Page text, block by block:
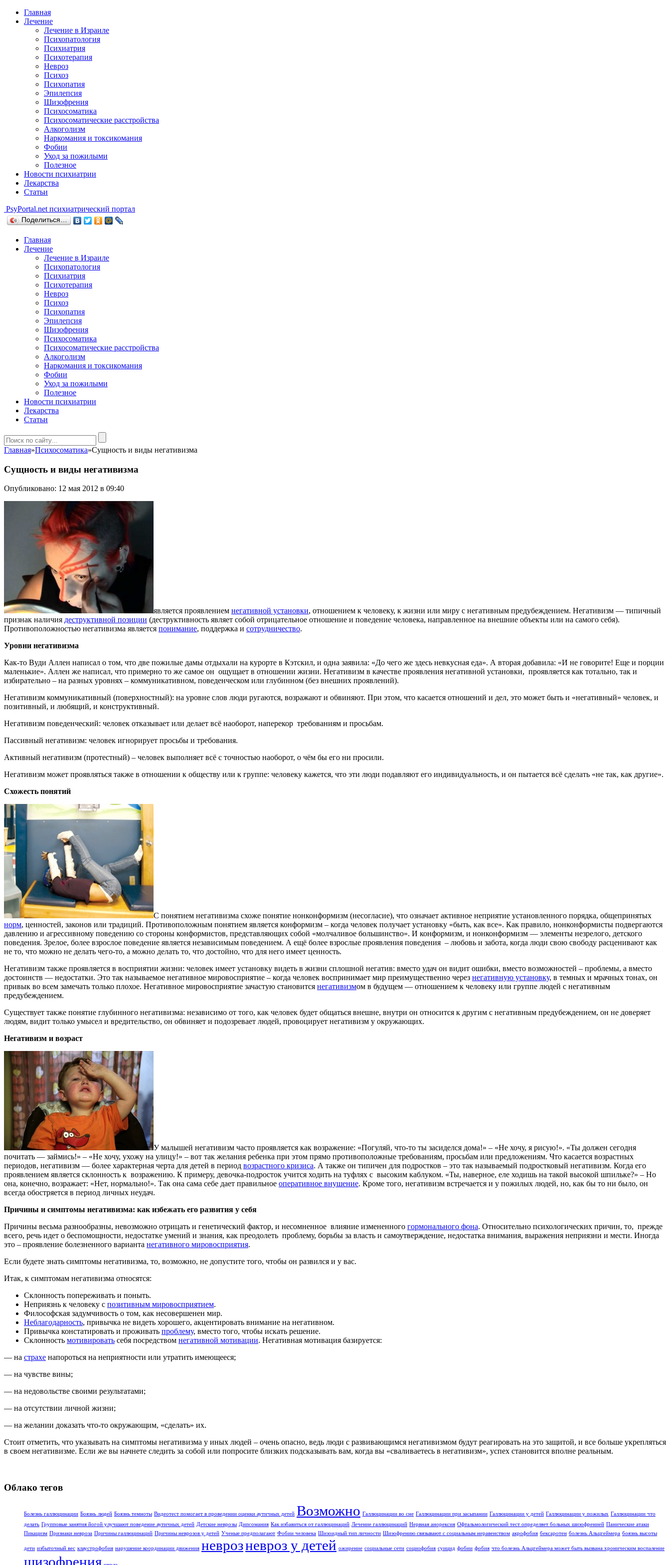
Главная
Лечение
Лечение в Израиле
Психопатология
Психиатрия
Психотерапия
Невроз
Психоз
Психопатия
Эпилепсия
Шизофрения
Психосоматика
Психосоматические расстройства
Алкоголизм
Наркомания и токсикомания
Фобии
Уход за пожилыми
Полезное
Новости психиатрии
Лекарства
Статьи
PsyPortal.net психиатрический портал
Поделиться…
Главная
Лечение
Лечение в Израиле
Психопатология
Психиатрия
Психотерапия
Невроз
Психоз
Психопатия
Эпилепсия
Шизофрения
Психосоматика
Психосоматические расстройства
Алкоголизм
Наркомания и токсикомания
Фобии
Уход за пожилыми
Полезное
Новости психиатрии
Лекарства
Статьи
Главная»Психосоматика»Сущность и виды негативизма
Сущность и виды негативизма
Опубликовано: 12 мая 2012 в 09:40
является проявлением негативной установки, отношением к человеку, к жизни или миру с негативным предубеждением. Негативизм — типичный
признак наличия деструктивной позиции (деструктивность являет собой отрицательное отношение и поведение человека, направленное на внешние объекты или на самого себя).
Противоположностью негативизма является понимание, поддержка и сотрудничество.
Уровни негативизма
Как-то Вуди Аллен написал о том, что две пожилые дамы отдыхали на курорте в Кэтскил, и одна заявила: «До чего же здесь невкусная еда». А вторая добавила: «И не говорите! Еще и порции
маленькие». Аллен же написал, что примерно то же самое он ощущает в отношении жизни. Негативизм в качестве проявления негативной установки, проявляется как тотально, так и
избирательно – на разных уровнях – коммуникативном, поведенческом или глубинном (без внешних проявлений).
Негативизм коммуникативный (поверхностный): на уровне слов люди ругаются, возражают и обвиняют. При этом, что касается отношений и дел, это может быть и «негативный» человек, и
позитивный, и любящий, и конструктивный.
Негативизм поведенческий: человек отказывает или делает всё наоборот, наперекор требованиям и просьбам.
Пассивный негативизм: человек игнорирует просьбы и требования.
Активный негативизм (протестный) – человек выполняет всё с точностью наоборот, о чём бы его ни просили.
Негативизм может проявляться также в отношении к обществу или к группе: человеку кажется, что эти люди подавляют его индивидуальность, и он пытается всё сделать «не так, как другие».
Схожесть понятий
С понятием негативизма схоже понятие нонконформизм (несогласие), что означает активное неприятие установленного порядка, общепринятых
норм, ценностей, законов или традиций. Противоположным понятием является конформизм – когда человек получает установку «быть, как все». Как правило, нонконформисты подвергаются
давлению и агрессивному поведению со стороны конформистов, представляющих собой «молчаливое большинство». И конформизм, и нонконформизм — элементы незрелого, детского
поведения. Зрелое, более взрослое поведение является независимым поведением. А ещё более взрослые проявления поведения – любовь и забота, когда люди свою свободу расценивают как
не то, что можно не делать чего-то, а можно делать то, что достойно, что для него имеет ценность.
Негативизм также проявляется в восприятии жизни: человек имеет установку видеть в жизни сплошной негатив: вместо удач он видит ошибки, вместо возможностей – проблемы, а вместо
достоинств — недостатки. Это так называемое негативное мировосприятие – когда человек воспринимает мир преимущественно через негативную установку, в темных и мрачных тонах, он
привык во всем замечать только плохое. Негативное мировосприятие зачастую становится негативизмом в будущем — отношением к человеку или группе людей с негативным
предубеждением.
Существует также понятие глубинного негативизма: независимо от того, как человек будет общаться внешне, внутри он относится к другим с негативным предубеждением, он не доверяет
людям, видит только умысел и вредительство, он обвиняет и подозревает людей, провоцирует негативизм у окружающих.
Негативизм и возраст
У малышей негативизм часто проявляется как возражение: «Погуляй, что-то ты засиделся дома!» – «Не хочу, я рисую!». «Ты должен сегодня
почитать — займись!» – «Не хочу, ухожу на улицу!» – вот так желания ребенка при этом прямо противоположные требованиям, просьбам или предложениям. Что касается возрастных
периодов, негативизм — более характерная черта для детей в период возрастного кризиса. А также он типичен для подростков – это так называемый подростковый негативизм. Когда его
проявлением является склонность к возражению. К примеру, девочка-подросток учится ходить на туфлях с высоким каблуком. «Ты, наверное, еле ходишь на такой высокой шпильке?» – Но
она, конечно, возражает: «Нет, нормально!». Так она сама себе дает правильное оперативное внушение. Кроме того, негативизм встречается и у пожилых людей, но, как бы то ни было, он
всегда обостряется в период личных неудач.
Причины и симптомы негативизма: как избежать его развития у себя
Причины весьма разнообразны, невозможно отрицать и генетический фактор, и несомненное влияние измененного гормонального фона. Относительно психологических причин, то, прежде
всего, речь идет о беспомощности, недостатке умений и знания, как преодолеть проблему, борьбы за власть и самоутверждение, недостатка внимания, выражения неприязни и мести. Иногда
это – проявление болезненного варианта негативного мировосприятия.
Если будете знать симптомы негативизма, то, возможно, не допустите того, чтобы он развился и у вас.
Итак, к симптомам негативизма относятся:
Склонность попереживать и поныть.
Неприязнь к человеку с позитивным мировосприятием.
Философская задумчивость о том, как несовершенен мир.
Неблагодарность, привычка не видеть хорошего, акцентировать внимание на негативном.
Привычка констатировать и проживать проблему, вместо того, чтобы искать решение.
Склонность мотивировать себя посредством негативной мотивации. Негативная мотивация базируется:
— на страхе напороться на неприятности или утратить имеющееся;
— на чувстве вины;
— на недовольстве своими результатами;
— на отсутствии личной жизни;
— на желании доказать что-то окружающим, «сделать» их.
Стоит отметить, что указывать на симптомы негативизма у иных людей – очень опасно, ведь люди с развивающимся негативизмом будут реагировать на это защитой, и все больше укрепляться
в своем негативизме. Если же вы начнете следить за собой или попросите близких подсказывать вам, когда вы «сваливаетесь в негативизм», успех становится вполне реальным.
Облако тегов
Болезнь галлюцинации Боязнь людей Боязнь темноты Видеотест помогает в проведении оценки аутичных детей Возможно Галлюцинации во сне Галлюцинации при засыпании Галлюцинации у детей Галлюцинации у пожилых Галлюцинации что
делать Групповые занятия йогой улучшают поведение аутичных детей Детские неврозы Дипсомания Как избавиться от галлюцинаций Лечение галлюцинаций Нервная анорексия Офтальмологический тест определяет больных шизофренией Панические атаки
Пикацизм Признаки невроза Причины галлюцинаций Причины неврозов у детей Ученые предполагают Фобии человека Шизоидный тип личности Шизофрению связывают с социальным неравенством акрофобия бексаротен болезнь Альцгеймера боязнь высоты
дети избыточный вес клаустрофобия нарушение координации движения неврозневроз у детей ожирение социальные сети социофобия суицид фобии фобия что болезнь Альцгеймера может быть вызвана хроническим воспаление
шизофрения